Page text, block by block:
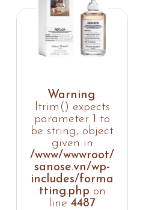
Warning:
ltrim() expects
parameter 1 to
be string, object
given in
/www/wwwroot/
sanose.vn/wp-
includes/forma
tting.php on
line4487